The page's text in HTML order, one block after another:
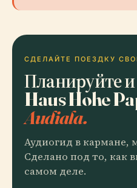
СДЕЛАЙТЕ ПОЕЗДКУ
Планируйте
Haus Hohe
Audiala.
Аудиогид в кармане,
Сделано под то, как
самом деле.